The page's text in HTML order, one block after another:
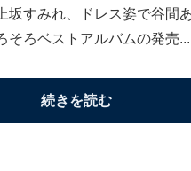
坂すみれ、ドレス姿で谷間
そろベストアルバムの発売...
続きを読む